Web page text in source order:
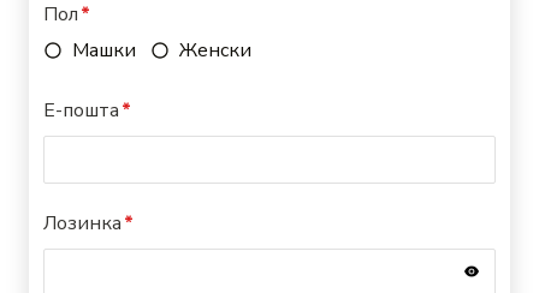
Пол
Машки
Женски
Е-пошта
Лозинка